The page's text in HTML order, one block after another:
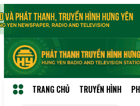
TRANG CHỦ TRUYỀN HÌNH